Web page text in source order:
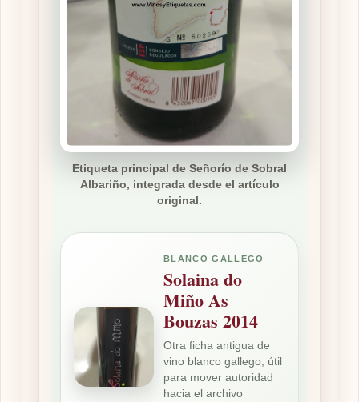
Etiqueta principal de Señorío de Sobral
Albariño, integrada desde el artículo
original.
BLANCO GALLEGO
Solaina do
Miño As
Bouzas 2014
Otra ficha antigua de
vino blanco gallego, útil
para mover autoridad
hacia el archivo